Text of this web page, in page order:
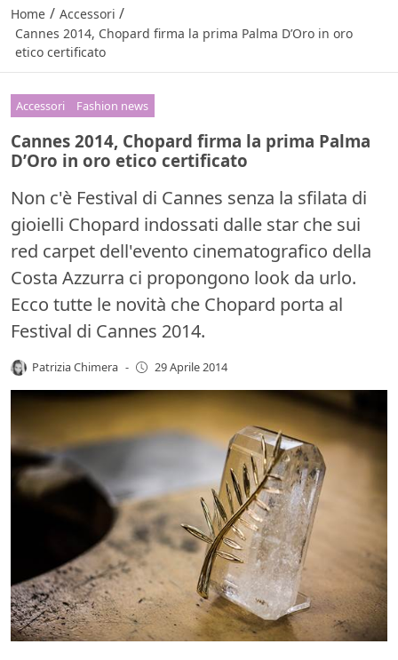
Home / Accessori /
Cannes 2014, Chopard firma la prima Palma D’Oro in oro
etico certificato
Accessori Fashion news
Cannes 2014, Chopard firma la prima Palma
D’Oro in oro etico certificato
Non c'è Festival di Cannes senza la sfilata di
gioielli Chopard indossati dalle star che sui
red carpet dell'evento cinematografico della
Costa Azzurra ci propongono look da urlo.
Ecco tutte le novità che Chopard porta al
Festival di Cannes 2014.
Patrizia Chimera - 29 Aprile 2014